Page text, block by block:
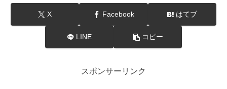
X Facebook はてブ
LINE コピー
スポンサーリンク